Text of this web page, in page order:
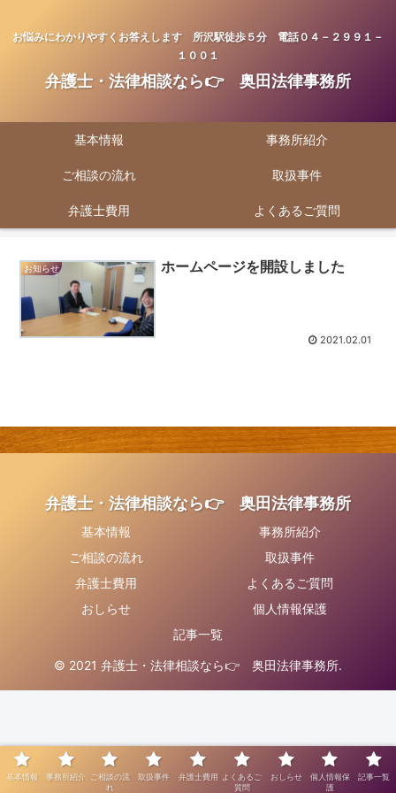
お悩みにわかりやすくお答えします 所沢駅徒歩５分 電話０４－２９９１－
１００１
弁護士・法律相談なら👉 奥田法律事務所
基本情報 事務所紹介
ご相談の流れ 取扱事件
弁護士費用 よくあるご質問
お知らせ ホームページを開設しました
2021.02.01
弁護士・法律相談なら👉 奥田法律事務所
基本情報
事務所紹介
ご相談の流れ
取扱事件
弁護士費用
よくあるご質問
おしらせ
個人情報保護
記事一覧
© 2021 弁護士・法律相談なら👉 奥田法律事務所.
基本情報 事務所紹介
ご相談の流
れ
取扱事件 弁護士費用
よくあるご
質問
おしらせ
個人情報保
護
記事一覧